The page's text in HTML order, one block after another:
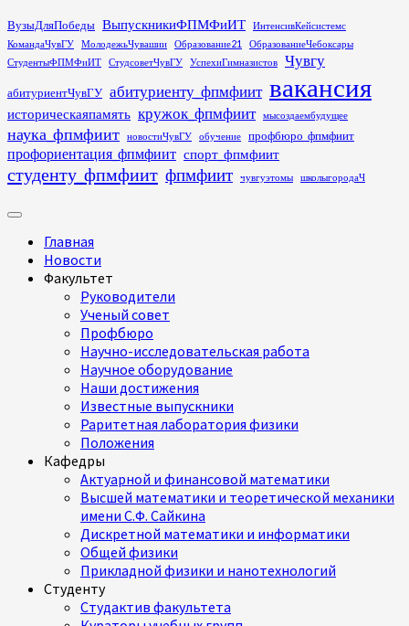
Перейти
к
содержимому
ВузыДляПобеды ВыпускникиФПМФиИТ
ИнтенсивКейсистемс
КомандаЧувГУ
МолодежьЧувашии Образование21
ОбразованиеЧебоксары
СтудентыФПМФиИТ
СтудсоветЧувГУ УспехиГимназистов Чувгу
абитуриентЧувГУ абитуриенту_фпмфиит вакансия
историческаяпамять кружок_фпмфиит мысоздаембудущее
наука_фпмфиит новостиЧувГУ обучение профбюро_фпмфиит
профориентация_фпмфиит спорт_фпмфиит
студенту_фпмфиит фпмфиит чувгуэтомы школыгородаЧ
Основное
Главная
Новости
Факультет
Руководители
Ученый совет
Профбюро
Научно-исследовательская работа
Научное оборудование
Наши достижения
Известные выпускники
Раритетная лаборатория физики
Положения
Кафедры
Актуарной и финансовой математики
Высшей математики и теоретической механики
имени С.Ф. Сайкина
Дискретной математики и информатики
Общей физики
Прикладной физики и нанотехнологий
Студенту
Студактив факультета